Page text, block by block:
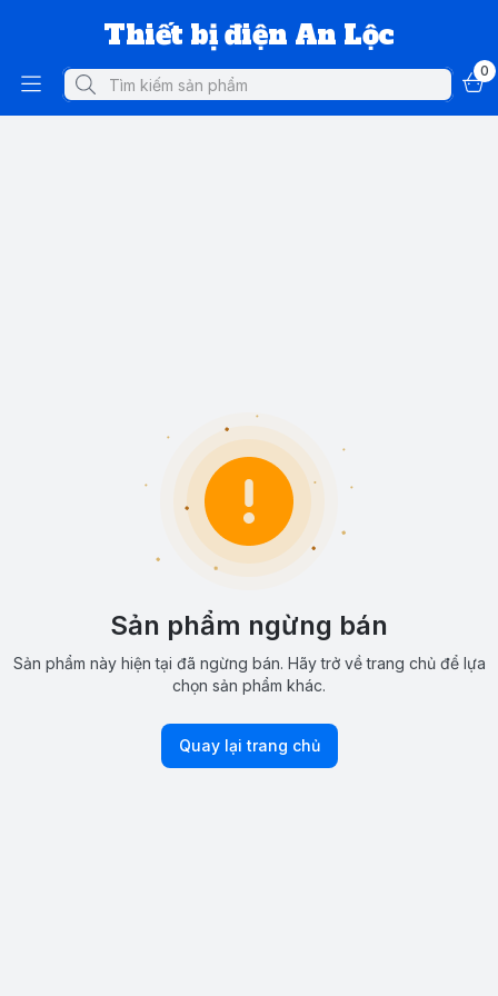
Thiết bị điện An Lộc
0
Sản phẩm ngừng bán
Sản phẩm này hiện tại đã ngừng bán. Hãy trở về trang chủ để lựa
chọn sản phẩm khác.
Quay lại trang chủ